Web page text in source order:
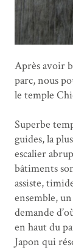
Après avoir
parc, nous
le temple
Superbe
guides, la
escalier
bâtiments
assiste,
ensemble,
demande
en haut du
Japon qui